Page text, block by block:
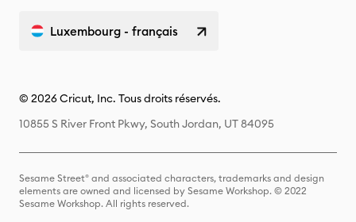
Luxembourg - français
© 2026 Cricut, Inc. Tous droits réservés.
10855 S River Front Pkwy, South Jordan, UT 84095
Sesame Street® and associated characters, trademarks and design
elements are owned and licensed by Sesame Workshop. © 2022
Sesame Workshop. All rights reserved.